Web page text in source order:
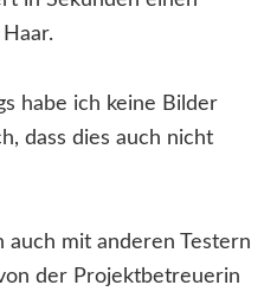
habe ich keine Bilder
dass dies auch nicht
auch mit anderen Testern
der Projektbetreuerin